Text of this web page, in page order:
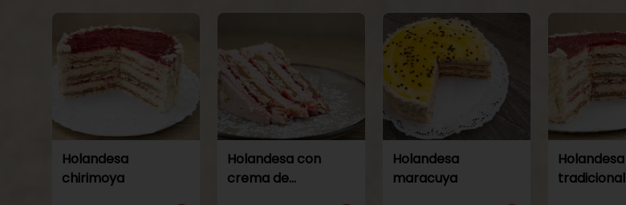
Holandesa
chirimoya
Holandesa con
crema de
Holandesa
maracuya
Holandesa
tradicional